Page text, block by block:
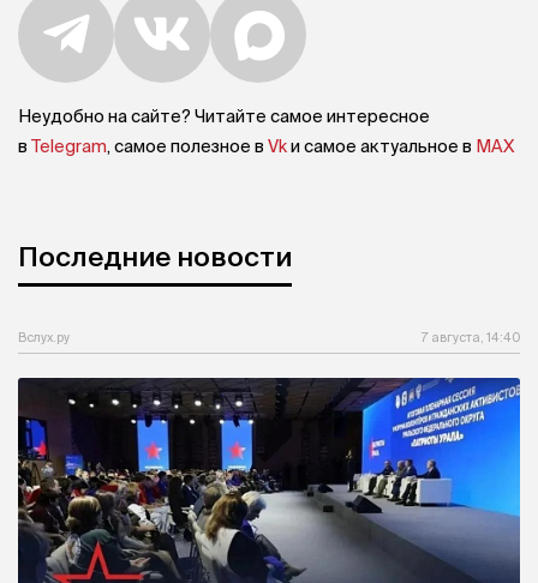
Неудобно на сайте? Читайте самое интересное
в Telegram, самое полезное в Vkи самое актуальное в MAX
Последние новости
Вслух.ру 7 августа, 14:40